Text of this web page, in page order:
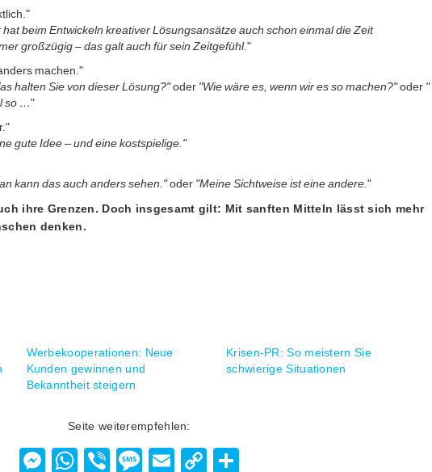
hat beim Entwickeln kreativer Lösungsansätze auch schon einmal die Zeit
großzügig – das galt auch für sein Zeitgefühl."
machen."
halten Sie von dieser Lösung?"oder "Wie wäre es, wenn wir es so machen?"oder "
so …"
gute Idee – und eine kostspielige."
kann das auch anders sehen."oder "Meine Sichtweise ist eine andere. "
ihre Grenzen. Doch insgesamt gilt: Mit sanften Mitteln lässt sich mehr
denken.
Werbekooperationen: Neue
Kunden gewinnen und
Bekanntheit steigern
Krisen-PR: So meistern Sie
schwierige Situationen
Seite weiterempfehlen:
Messenger
WhatsApp
ViberMessage
EmailCopy